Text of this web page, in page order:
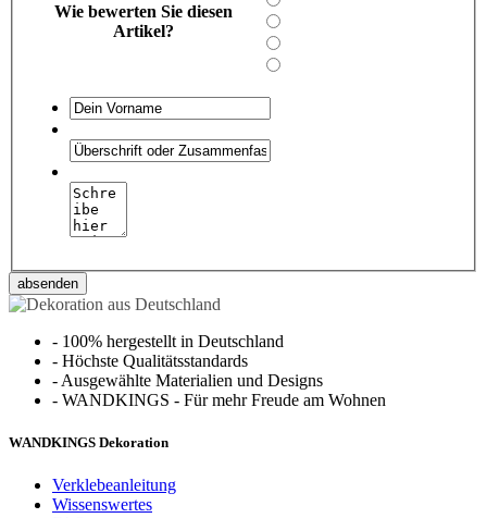
Wie bewerten Sie diesen
Artikel?
absenden
- 100% hergestellt in Deutschland
- Höchste Qualitätsstandards
- Ausgewählte Materialien und Designs
- WANDKINGS - Für mehr Freude am Wohnen
WANDKINGS Dekoration
Verklebeanleitung
Wissenswertes